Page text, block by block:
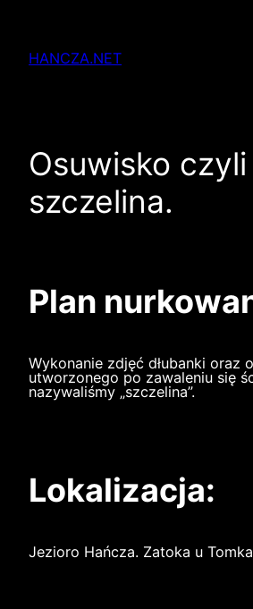
treściHANCZA.NET
Osuwisko
szczelina.
Plan
Wykonanie zdjęć dłubanki oraz
utworzonego po zawaleniu się
nazywaliśmy „szczelina”.
Lokalizacja:
Jezioro Hańcza. Zatoka u